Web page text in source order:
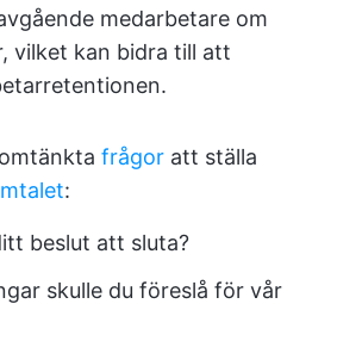
medarbetare om
vilket kan bidra till att
frågor att ställa
:
beslut att sluta?
skulle du föreslå för vår